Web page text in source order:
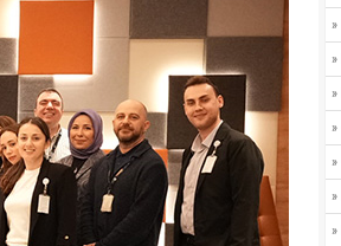
»
»
»
»
»
»
»